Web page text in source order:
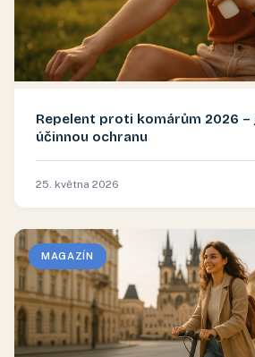
Repelent proti komárům 2026
účinnou ochranu
25. května 2026
MAGAZÍN